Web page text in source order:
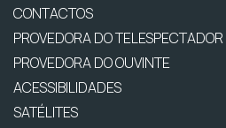
CONTACTOS
PROVEDORA DO TELESPECTADOR
PROVEDORA DO OUVINTE
ACESSIBILIDADES
SATÉLITES